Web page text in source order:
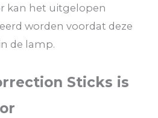
kan het uitgelopen
worden voordat deze
de lamp.
Sticks is